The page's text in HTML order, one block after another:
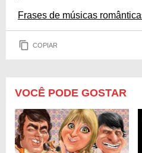
Frases de músicas
COPIAR
VOCÊ PODE GOSTAR